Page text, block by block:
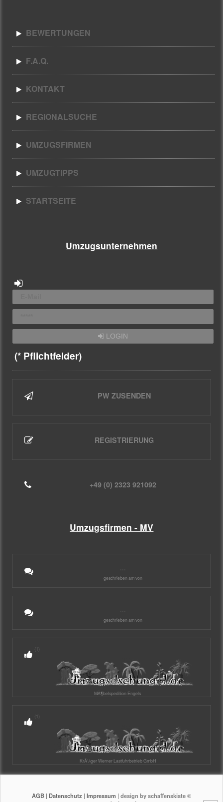
BEWERTUNGEN
F.A.Q.
KONTAKT
REGIONALSUCHE
UMZUGSFIRMEN
UMZUGTIPPS
STARTSEITE
Umzugsunternehmen
LOGIN
(* Pflichtfelder)
PW ZUSENDEN
REGISTRIERUNG
+49 (0) 2323 921092
Umzugsfirmen - MV
...
geschrieben am von
geschrieben am von
(1)
MÃ¶belspedition Engels
(1)
KrÃ¼ger Werner Lastfuhrbetrieb GmbH
AGB | Datenschutz | Impressum | design by schaffenskiste ©